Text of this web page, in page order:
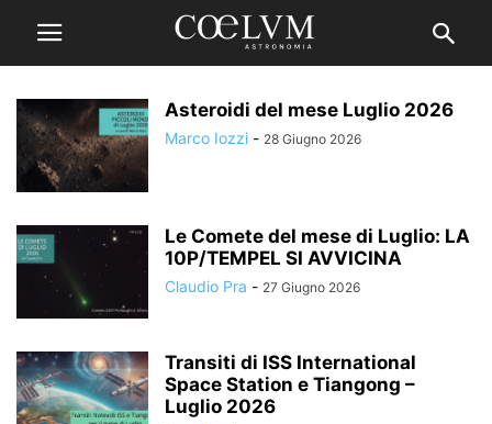
Asteroidi del mese Luglio 2026
Marco Iozzi - 28 Giugno 2026
Le Comete del mese di Luglio: LA
10P/TEMPEL SI AVVICINA
Claudio Pra - 27 Giugno 2026
Transiti di ISS International
Space Station e Tiangong –
Luglio 2026